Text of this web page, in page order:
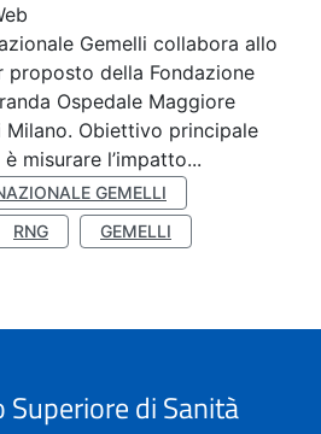
Gemelli collabora allo
proposto della Fondazione
Ospedale Maggiore
Milano. Obiettivo principale
misurare l’impatto...
GEMELLI
RNG GEMELLI
di Sanità